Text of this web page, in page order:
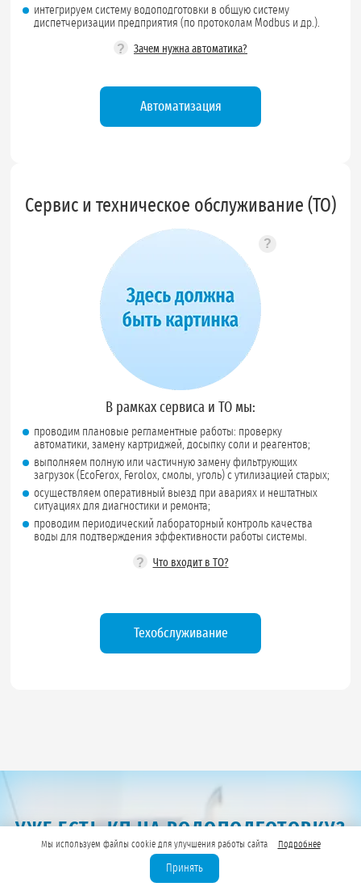
интегрируем систему водоподготовки в общую систему
диспетчеризации предприятия (по протоколам Modbus и др.).
? Зачем нужна автоматика?
Автоматизация
Сервис и техническое обслуживание (ТО)
?Подсказка по
В рамках сервиса и ТО мы:
проводим плановые регламентные работы: проверку
автоматики, замену картриджей, досыпку соли и реагентов;
выполняем полную или частичную замену фильтрующих
загрузок (EcoFerox, Ferolox, смолы, уголь) с утилизацией старых;
осуществляем оперативный выезд при авариях и нештатных
ситуациях для диагностики и ремонта;
проводим периодический лабораторный контроль качества
воды для подтверждения эффективности работы системы.
? Что входит в ТО?
Техобслуживание
УЖЕ ЕСТЬ КП НА ВОДОПОДГОТОВКУ?
УЗНАЙТЕ СТОИМОСТЬ ОБОРУДОВАНИЯ И
МОНТАЖА У НАС!
Мы используем файлы cookie для улучшения работы сайта Подробнее
Принять